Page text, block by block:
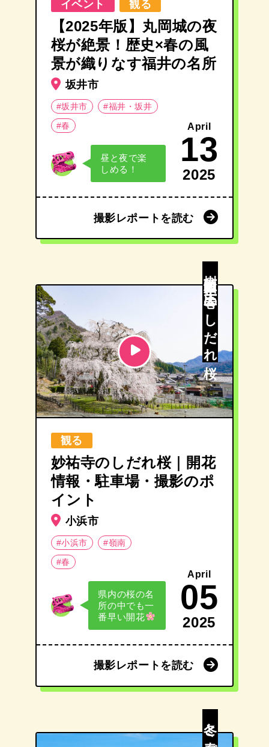
イベント 観る
【2025年版】丸岡城の夜
桜が絶景！歴史×春の風
景が織りなす福井の名所
坂井市
#坂井市
#福井・坂井
#春
昼と夜で楽
しめる！
April
13
2025
撮影レポートを読む
観る
妙祐寺のしだれ桜｜開花
情報・駐車場・撮影のポ
イント
小浜市
#小浜市
#嶺南
#春
県内の桜の名
所の中でも一
番早い開花
April
05
2025
撮影レポートを読む
樹齢百四十年 圧巻のしだれ桜